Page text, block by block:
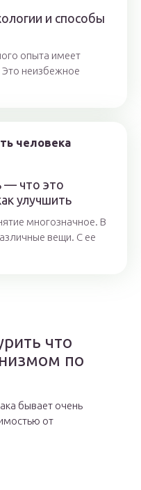
и способы
опыта имеет
Это неизбежное
— что это
улучшить
многозначное. В
вещи. С ее
что
по
бывает очень
от